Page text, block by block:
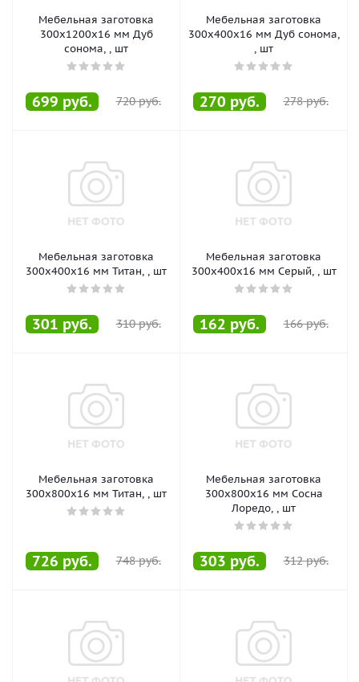
Мебельная заготовка
300х1200х16 мм Дуб
сонома, , шт
699 руб. 720руб.
Мебельная заготовка
300х400х16 мм Дуб сонома,
, шт
270 руб. 278руб.
Мебельная заготовка
300х400х16 мм Титан, , шт
301 руб. 310руб.
Мебельная заготовка
300х400х16 мм Серый, , шт
162 руб. 166руб.
Мебельная заготовка
300х800х16 мм Титан, , шт
726 руб. 748руб.
Мебельная заготовка
300х800х16 мм Сосна
Лоредо, , шт
303 руб. 312руб.